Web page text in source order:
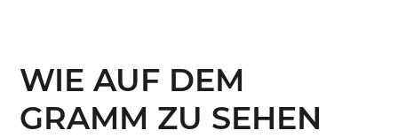
WIE AUF DEM
GRAMM ZU SEHEN